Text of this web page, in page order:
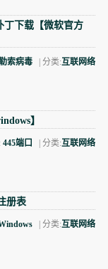
丁下载【微软官方
索病毒 | 分类:互联网络
】
445端口 | 分类:互联网络
册表
| 分类:互联网络